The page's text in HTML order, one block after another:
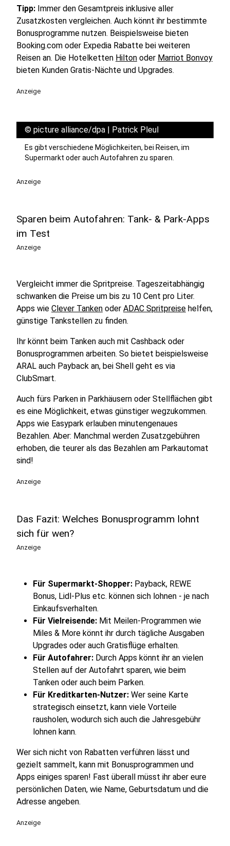
Tipp: Immer den Gesamtpreis inklusive aller
Zusatzkosten vergleichen. Auch könnt ihr bestimmte
Bonusprogramme nutzen. Beispielsweise bieten
Booking.com oder Expedia Rabatte bei weiteren
Reisen an. Die Hotelketten Hilton oder Marriot Bonvoy
bieten Kunden Gratis-Nächte und Upgrades.
Anzeige
© picture alliance/dpa | Patrick Pleul
Es gibt verschiedene Möglichkeiten, bei Reisen, im
Supermarkt oder auch Autofahren zu sparen.
Anzeige
Sparen beim Autofahren: Tank- & Park-Apps
im Test
Anzeige
Vergleicht immer die Spritpreise. Tageszeitabhängig
schwanken die Preise um bis zu 10 Cent pro Liter.
Apps wie Clever Tanken oder ADAC Spritpreise helfen,
günstige Tankstellen zu finden.
Ihr könnt beim Tanken auch mit Cashback oder
Bonusprogrammen arbeiten. So bietet beispielsweise
ARAL auch Payback an, bei Shell geht es via
ClubSmart.
Auch fürs Parken in Parkhäusern oder Stellflächen gibt
es eine Möglichkeit, etwas günstiger wegzukommen.
Apps wie Easypark erlauben minutengenaues
Bezahlen. Aber: Manchmal werden Zusatzgebühren
erhoben, die teurer als das Bezahlen am Parkautomat
sind!
Anzeige
Das Fazit: Welches Bonusprogramm lohnt
sich für wen?
Anzeige
Für Supermarkt-Shopper: Payback, REWE
Bonus, Lidl-Plus etc. können sich lohnen - je nach
Einkaufsverhalten.
Für Vielreisende: Mit Meilen-Programmen wie
Miles & More könnt ihr durch tägliche Ausgaben
Upgrades oder auch Gratisflüge erhalten.
Für Autofahrer: Durch Apps könnt ihr an vielen
Stellen auf der Autofahrt sparen, wie beim
Tanken oder auch beim Parken.
Für Kreditkarten-Nutzer: Wer seine Karte
strategisch einsetzt, kann viele Vorteile
rausholen, wodurch sich auch die Jahresgebühr
lohnen kann.
Wer sich nicht von Rabatten verführen lässt und
gezielt sammelt, kann mit Bonusprogrammen und
Apps einiges sparen! Fast überall müsst ihr aber eure
persönlichen Daten, wie Name, Geburtsdatum und die
Adresse angeben.
Anzeige